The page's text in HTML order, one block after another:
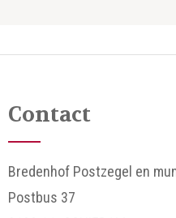
Contact
Bredenhof Postzegel en
Postbus 37